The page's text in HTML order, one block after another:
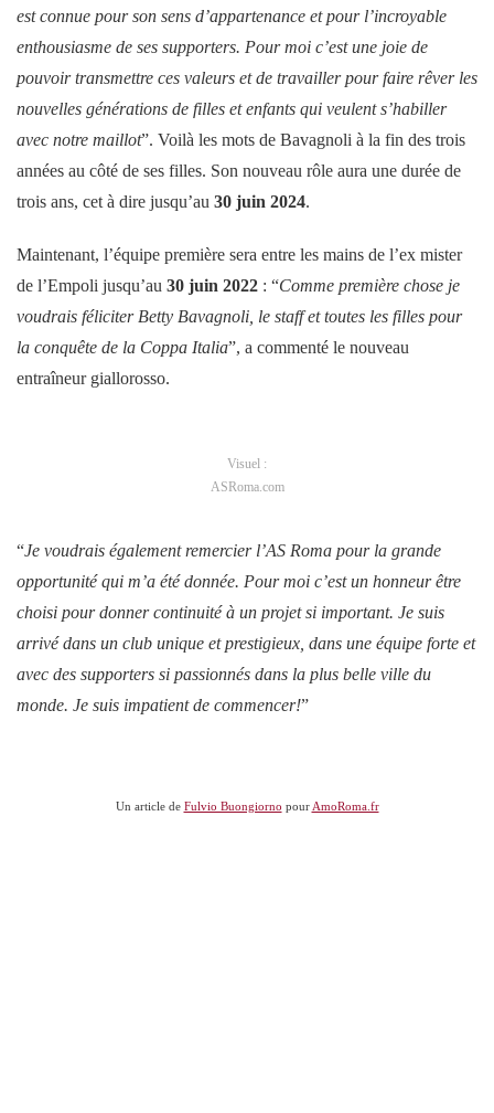
est connue pour son sens d’appartenance et pour l’incroyable
enthousiasme de ses supporters. Pour moi c’est une joie de
pouvoir transmettre ces valeurs et de travailler pour faire rêver les
nouvelles générations de filles et enfants qui veulent s’habiller
avec notre maillot”. Voilà les mots de Bavagnoli à la fin des trois
années au côté de ses filles. Son nouveau rôle aura une durée de
trois ans, cet à dire jusqu’au 30 juin 2024.
Maintenant, l’équipe première sera entre les mains de l’ex mister
de l’Empoli jusqu’au 30 juin 2022 : “Comme première chose je
voudrais féliciter Betty Bavagnoli, le staff et toutes les filles pour
la conquête de la Coppa Italia”, a commenté le nouveau
entraîneur giallorosso.
Visuel :
ASRoma.com
“Je voudrais également remercier l’AS Roma pour la grande
opportunité qui m’a été donnée. Pour moi c’est un honneur être
choisi pour donner continuité à un projet si important. Je suis
arrivé dans un club unique et prestigieux, dans une équipe forte et
avec des supporters si passionnés dans la plus belle ville du
monde. Je suis impatient de commencer!”
Un article de Fulvio Buongiorno pour AmoRoma.fr